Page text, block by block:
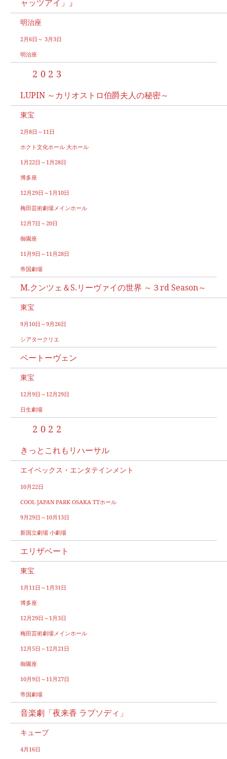
ャッツアイ」』
明治座
2月6日～ 3月3日
明治座
2023
LUPIN ～カリオストロ伯爵夫人の秘密～
東宝
2月8日～11日
ホクト文化ホール 大ホール
1月22日～1月28日
博多座
12月29日～1月10日
梅田芸術劇場メインホール
12月7日～20日
御園座
11月9日～11月28日
帝国劇場
M.クンツェ＆S.リーヴァイの世界 ～３rd Season～
東宝
9月10日～9月26日
シアタークリエ
ベートーヴェン
東宝
12月9日～12月29日
日生劇場
2022
きっとこれもリハーサル
エイベックス・エンタテインメント
10月22日
COOL JAPAN PARK OSAKA TTホール
9月29日～10月13日
新国立劇場 小劇場
エリザベート
東宝
1月11日～1月31日
博多座
12月29日～1月3日
梅田芸術劇場メインホール
12月5日～12月21日
御園座
10月9日～11月27日
帝国劇場
音楽劇「夜来香 ラプソディ」
キューブ
4月16日